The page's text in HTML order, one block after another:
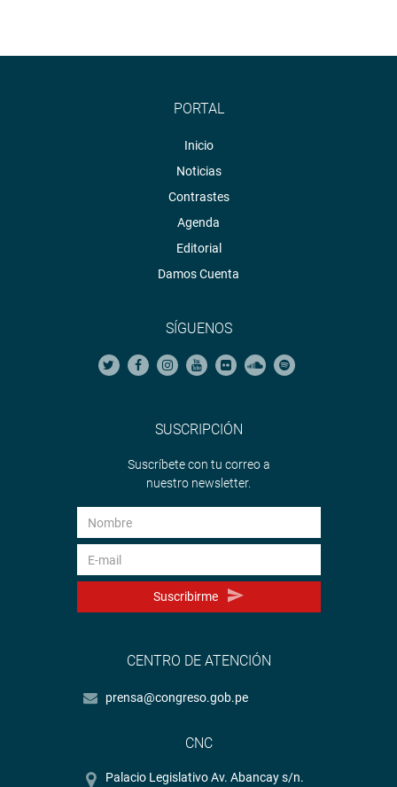
PORTAL
Inicio
Noticias
Contrastes
Agenda
Editorial
Damos Cuenta
SÍGUENOS
SUSCRIPCIÓN
Suscríbete con tu correo a
nuestro newsletter.
Suscribirme
CENTRO DE ATENCIÓN
prensa@congreso.gob.pe
CNC
Palacio Legislativo Av. Abancay s/n.